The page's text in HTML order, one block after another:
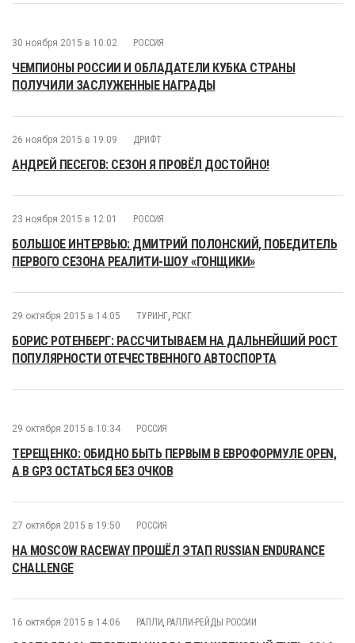
30 ноября 2015 в 10:02 РОССИЯ
ЧЕМПИОНЫ РОССИИ И ОБЛАДАТЕЛИ КУБКА СТРАНЫ
ПОЛУЧИЛИ ЗАСЛУЖЕННЫЕ НАГРАДЫ
26 ноября 2015 в 19:09 ДРИФТ
АНДРЕЙ ПЕСЕГОВ: СЕЗОН Я ПРОВЁЛ ДОСТОЙНО!
23 ноября 2015 в 12:01 РОССИЯ
БОЛЬШОЕ ИНТЕРВЬЮ: ДМИТРИЙ ПОЛОНСКИЙ, ПОБЕДИТЕЛЬ
ПЕРВОГО СЕЗОНА РЕАЛИТИ-ШОУ «ГОНЩИКИ»
29 октября 2015 в 14:05 ТУРИНГ, РСКГ
БОРИС РОТЕНБЕРГ: РАССЧИТЫВАЕМ НА ДАЛЬНЕЙШИЙ РОСТ
ПОПУЛЯРНОСТИ ОТЕЧЕСТВЕННОГО АВТОСПОРТА
29 октября 2015 в 10:34 РОССИЯ
ТЕРЕЩЕНКО: ОБИДНО БЫТЬ ПЕРВЫМ В ЕВРОФОРМУЛЕ OPEN,
А В GP3 ОСТАТЬСЯ БЕЗ ОЧКОВ
27 октября 2015 в 19:50 РОССИЯ
НА MOSCOW RACEWAY ПРОШЁЛ ЭТАП RUSSIAN ENDURANCE
CHALLENGE
16 октября 2015 в 14:06 РАЛЛИ, РАЛЛИ-РЕЙДЫ РОССИИ